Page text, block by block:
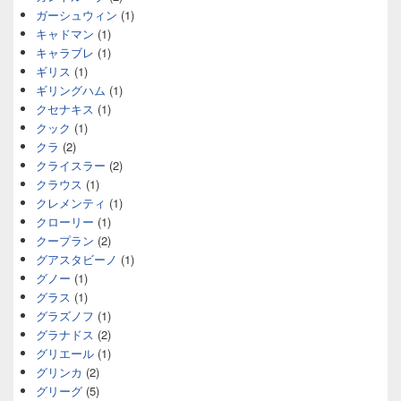
ガーシュウィン (1)
キャドマン (1)
キャラブレ (1)
ギリス (1)
ギリングハム (1)
クセナキス (1)
クック (1)
クラ (2)
クライスラー (2)
クラウス (1)
クレメンティ (1)
クローリー (1)
クープラン (2)
グアスタビーノ (1)
グノー (1)
グラス (1)
グラズノフ (1)
グラナドス (2)
グリエール (1)
グリンカ (2)
グリーグ (5)